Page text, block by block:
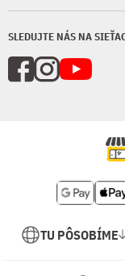
SLEDUJTE NÁS NA
TU PÔSOBÍME